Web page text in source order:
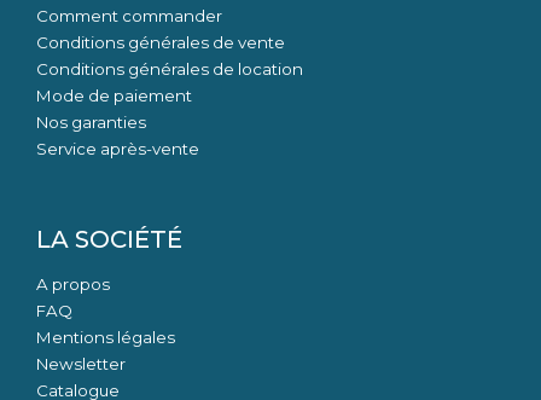
Comment commander
Conditions générales de vente
Conditions générales de location
Mode de paiement
Nos garanties
Service après-vente
LA SOCIÉTÉ
A propos
FAQ
Mentions légales
Newsletter
Catalogue